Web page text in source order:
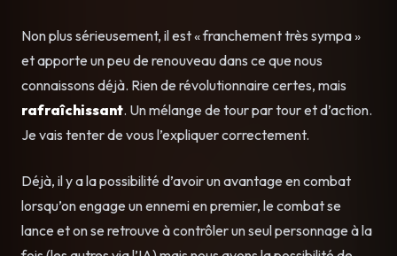
Non plus sérieusement, il est « franchement très sympa »
et apporte un peu de renouveau dans ce que nous
connaissons déjà. Rien de révolutionnaire certes, mais
rafraîchissant. Un mélange de tour par tour et d’action.
Je vais tenter de vous l’expliquer correctement.
Déjà, il y a la possibilité d’avoir un avantage en combat
lorsqu’on engage un ennemi en premier, le combat se
lance et on se retrouve à contrôler un seul personnage à la